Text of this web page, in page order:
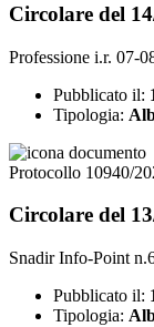
Circolare del
Professione i.r. 07-
Pubblicato il:
Tipologia:
Protocollo 10940/
Circolare del
Snadir Info-Point
Pubblicato il:
Tipologia: